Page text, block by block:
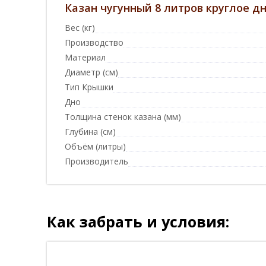
Казан чугунный 8 литров круглое
Вес (кг)
Производство
Материал
Диаметр (см)
Тип Крышки
Дно
Толщина стенок казана (мм)
Глубина (см)
Объём (литры)
Производитель
Как забрать и условия: